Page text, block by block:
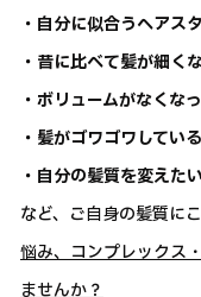
・自分に似合うヘアス
・昔に比べて髪が細く
・ボリュームがなくな
・髪がゴワゴワしている
・自分の髪質を変えたい
など、ご自身の髪質に
悩み、コンプレックス
ませんか？